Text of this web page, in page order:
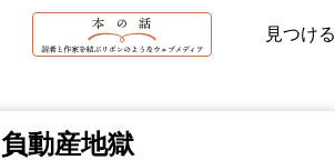
見つける
負動産地獄